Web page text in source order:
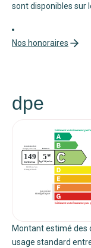
sont disponibles sur
Nos honoraires
dpe
Montant estimé des
usage standard